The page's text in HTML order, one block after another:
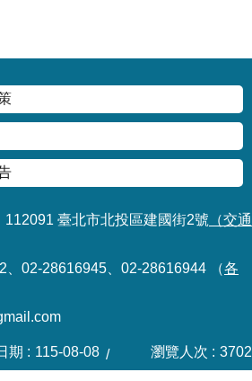
112091 臺北市北投區建國街2號 （交通
、02-28616945、02-28616944 （各
期 115-08-08 瀏覽人次 3702